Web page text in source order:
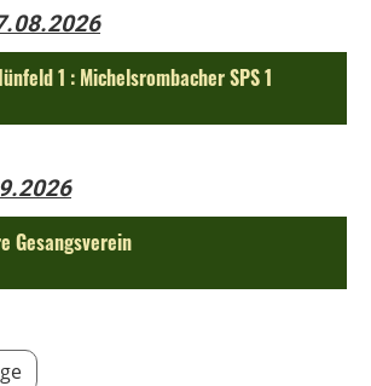
1 : Michelsrombacher SPS 1
Gesangsverein